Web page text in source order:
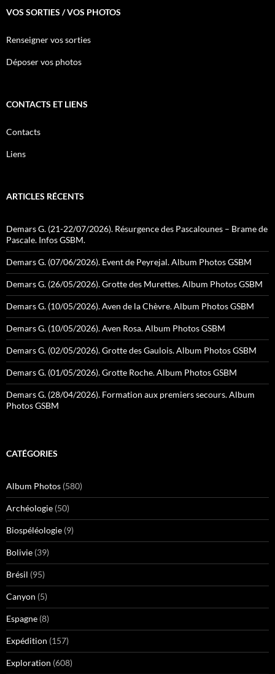
VOS SORTIES / VOS PHOTOS
Renseigner vos sorties
Déposer vos photos
CONTACTS ET LIENS
Contacts
Liens
ARTICLES RÉCENTS
Demars G. (21-22/07/2026). Résurgence des Pascalounes – Brame de
Pascale. Infos GSBM.
Demars G. (07/06/2026). Event de Peyrejal. Album Photos GSBM
Demars G. (26/05/2026). Grotte des Murettes. Album Photos GSBM
Demars G. (10/05/2026). Aven de la Chèvre. Album Photos GSBM
Demars G. (10/05/2026). Aven Rosa. Album Photos GSBM
Demars G. (02/05/2026). Grotte des Gaulois. Album Photos GSBM
Demars G. (01/05/2026). Grotte Roche. Album Photos GSBM
Demars G. (28/04/2026). Formation aux premiers secours. Album
Photos GSBM
CATÉGORIES
Album Photos (580)
Archéologie (50)
Biospéléologie (9)
Bolivie (39)
Brésil (95)
Canyon (5)
Espagne (8)
Expédition (157)
Exploration (608)